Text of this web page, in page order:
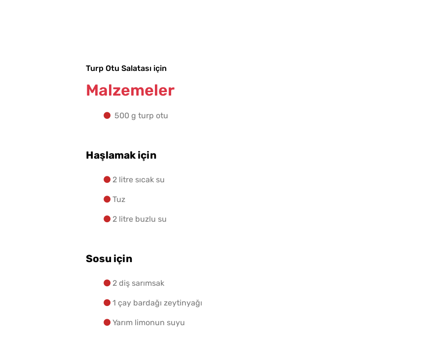
Turp Otu Salatası için
Malzemeler
500 g turp otu
Haşlamak için
2 litre sıcak su
Tuz
2 litre buzlu su
Sosu için
2 diş sarımsak
1 çay bardağı zeytinyağı
Yarım limonun suyu